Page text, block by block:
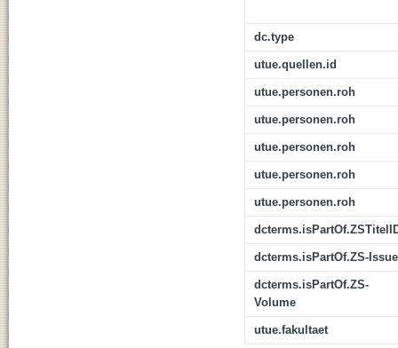
dc.type
utue.quellen.id
utue.personen.roh
utue.personen.roh
utue.personen.roh
utue.personen.roh
utue.personen.roh
dcterms.isPartOf.ZS-Issue
dcterms.isPartOf.ZS-
Volume
utue.fakultaet